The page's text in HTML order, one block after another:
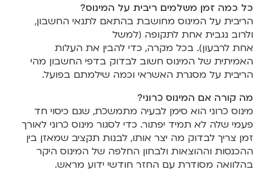
כל כמה זמן משלמים ריבית על המינוס?
הריבית על המינוס מחושבת בהתאם לתנאי החשבון,
ולרוב נגבית אחת לתקופה (למשל
אחת לרבעון). בכל מקרה, כדי להבין את העלות
האמיתית של המינוס חשוב לבדוק בדפי החשבון מהי
הריבית על מסגרת האשראי וכמה שילמתם בפועל.
מה קורה אם המינוס כרוני?
מינוס כרוני הוא סימן לבעיה מתמשכת, שגם כיסוי חד
פעמי שלה לא תמיד יפתור. כדי לסגור מינוס כרוני לאורך
זמן צריך לבדוק מה יצר אותו, לבנות תקציב שמאזן בין
ההכנסות וההוצאות ולבחון החלפה של המינוס היקר
בהלוואה מסודרת עם החזר חודשי ידוע מראש.